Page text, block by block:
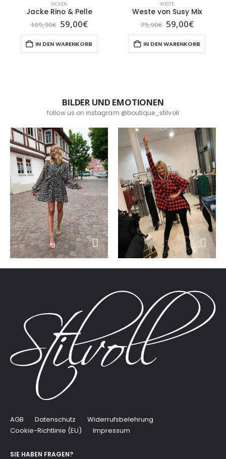
JACKEN
Jacke Rino & Pelle
109,90€ Ursprünglicher
Preis
war:
109,90€
59,00€Aktueller
ist:
59,00€.
IN DEN WARENKORB
WESTE
Weste von Susy Mix
79,90€ Ursprünglicher
Preis
war:
79,90€
59,00€
ist:
59,00€.
IN DEN WARENKORB
BILDER UND EMOTIONEN
follow us on instagram @boutique_stilvoll
AGB Datenschutz
Widerrufsbelehrung
Cookie-Richtlinie (EU)
Impressum
SIE HABEN FRAGEN?